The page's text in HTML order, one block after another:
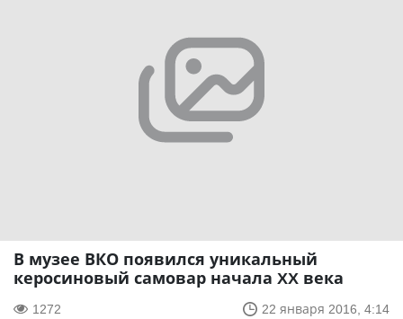
В музее ВКО появился уникальный
керосиновый самовар начала XX века
1272 22 января 2016, 4:14